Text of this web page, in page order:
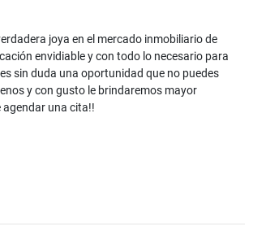
joya en el mercado inmobiliario de
envidiable y con todo lo necesario para
sin duda una oportunidad que no puedes
y con gusto le brindaremos mayor
una cita!!